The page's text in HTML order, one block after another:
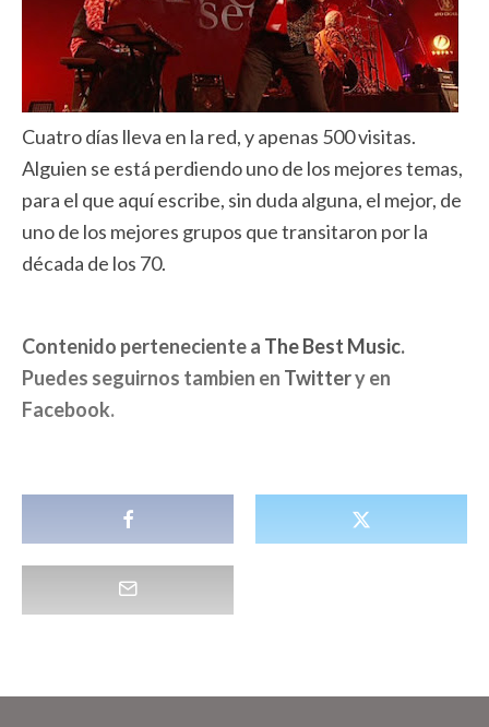
Cuatro días lleva en la red, y apenas 500 visitas.
Alguien se está perdiendo uno de los mejores temas,
para el que aquí escribe, sin duda alguna, el mejor, de
uno de los mejores grupos que transitaron por la
década de los 70.
Contenido perteneciente a The Best Music.
Puedes seguirnos tambien en Twittery en
Facebook.